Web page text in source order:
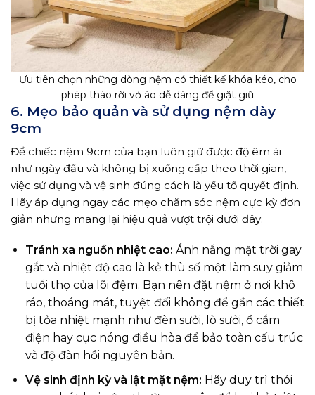
Ưu tiên chọn những dòng nệm có thiết kế khóa kéo, cho
phép tháo rời vỏ áo dễ dàng để giặt giũ
6. Mẹo bảo quản và sử dụng nệm dày
9cm
Để chiếc nệm 9cm của bạn luôn giữ được độ êm ái
như ngày đầu và không bị xuống cấp theo thời gian,
việc sử dụng và vệ sinh đúng cách là yếu tố quyết định.
Hãy áp dụng ngay các mẹo chăm sóc nệm cực kỳ đơn
giản nhưng mang lại hiệu quả vượt trội dưới đây:
Tránh xa nguồn nhiệt cao: Ánh nắng mặt trời gay
gắt và nhiệt độ cao là kẻ thù số một làm suy giảm
tuổi thọ của lõi đệm. Bạn nên đặt nệm ở nơi khô
ráo, thoáng mát, tuyệt đối không để gần các thiết
bị tỏa nhiệt mạnh như đèn sưởi, lò sưởi, ổ cắm
điện hay cục nóng điều hòa để bảo toàn cấu trúc
và độ đàn hồi nguyên bản.
Vệ sinh định kỳ và lật mặt nệm: Hãy duy trì thói